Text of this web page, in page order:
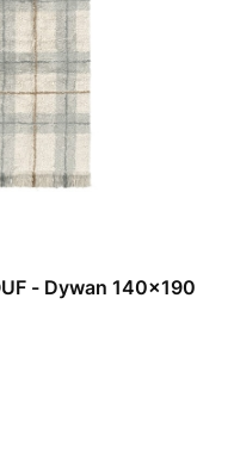
- Dywan 140×190